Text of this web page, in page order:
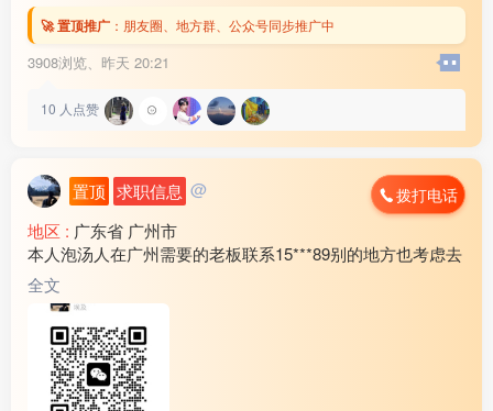
🚀 置顶推广 ： 朋友圈、地方群、公众号同步推广中
3908浏览、 昨天 20:21
10 人点赞
置顶 求职信息 @ 拨打电话
地区 : 广东省 广州市
本人泡汤人在广州需要的老板联系15***89别的地方也考虑去
全文